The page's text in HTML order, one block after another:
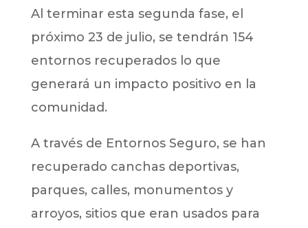
Al terminar esta segunda fase, el
próximo 23 de julio, se tendrán 154
entornos recuperados lo que
generará un impacto positivo en la
comunidad.
A través de Entornos Seguro, se han
recuperado canchas deportivas,
parques, calles, monumentos y
arroyos, sitios que eran usados para